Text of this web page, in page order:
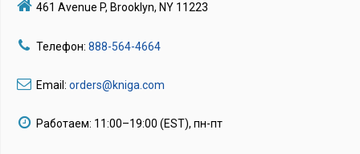
461 Avenue P, Brooklyn, NY 11223
Телефон: 888-564-4664
Email: orders@kniga.com
Работаем: 11:00–19:00 (EST), пн-пт